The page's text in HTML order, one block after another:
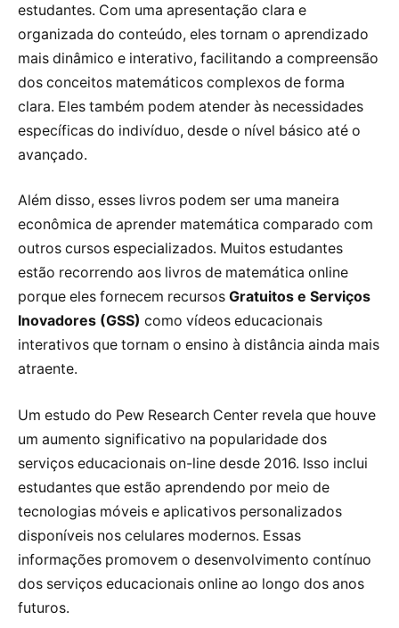
estudantes. Com uma apresentação clara e
organizada do conteúdo, eles tornam o aprendizado
mais dinâmico e interativo, facilitando a compreensão
dos conceitos matemáticos complexos de forma
clara. Eles também podem atender às necessidades
específicas do indivíduo, desde o nível básico até o
avançado.
Além disso, esses livros podem ser uma maneira
econômica de aprender matemática comparado com
outros cursos especializados. Muitos estudantes
estão recorrendo aos livros de matemática online
porque eles fornecem recursos Gratuitos e Serviços
Inovadores (GSS) como vídeos educacionais
interativos que tornam o ensino à distância ainda mais
atraente.
Um estudo do Pew Research Center revela que houve
um aumento significativo na popularidade dos
serviços educacionais on-line desde 2016. Isso inclui
estudantes que estão aprendendo por meio de
tecnologias móveis e aplicativos personalizados
disponíveis nos celulares modernos. Essas
informações promovem o desenvolvimento contínuo
dos serviços educacionais online ao longo dos anos
futuros.